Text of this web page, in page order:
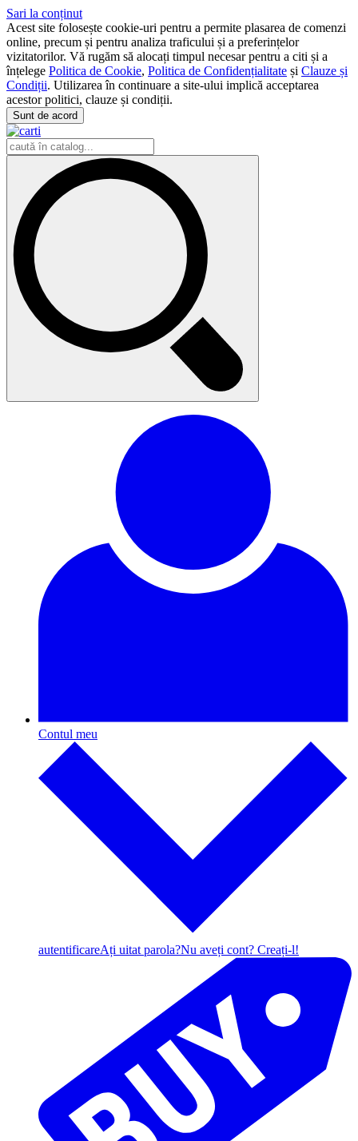
Sari la conținut
Acest site folosește cookie-uri pentru a permite plasarea de comenzi
online, precum și pentru analiza traficului și a preferințelor
vizitatorilor. Vă rugăm să alocați timpul necesar pentru a citi și a
înțelege Politica de Cookie, Politica de Confidențialitate și Clauze și
Condiții. Utilizarea în continuare a site-ului implică acceptarea
acestor politici, clauze și condiții.
Sunt de acord
Contul meu
autentificareAți uitat parola?Nu aveți cont? Creați-l!